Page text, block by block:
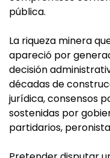
pública.
La riqueza minera
apareció por
decisión
décadas de
jurídica, consensos
sostenidas por
partidarios,